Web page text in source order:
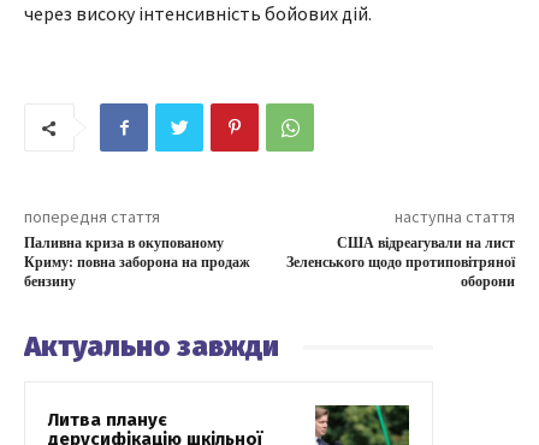
через високу інтенсивність бойових дій.
попередня стаття
Паливна криза в окупованому
Криму: повна заборона на продаж
бензину
наступна стаття
США відреагували на лист
Зеленського щодо протиповітряної
оборони
Актуально завжди
Литва планує
дерусифікацію шкільної